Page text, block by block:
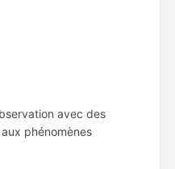
avec des
phénomènes